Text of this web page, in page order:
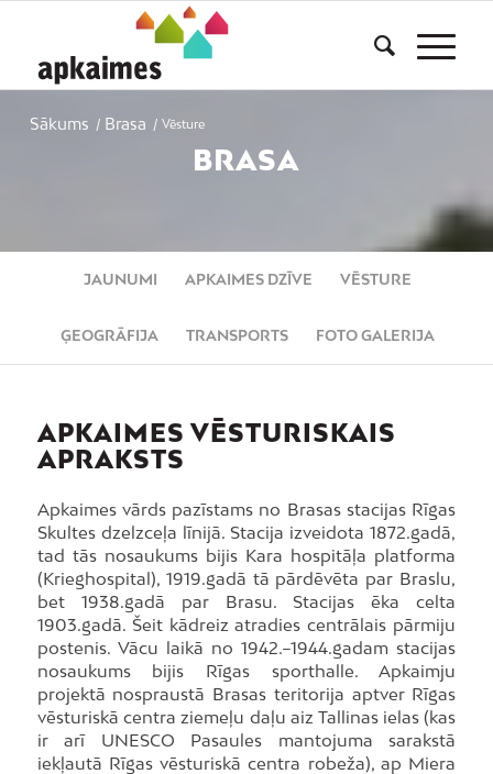
Sākums / Brasa / Vēsture
BRASA
JAUNUMI APKAIMES DZĪVE VĒSTURE
ĢEOGRĀFIJA TRANSPORTS FOTO GALERIJA
APKAIMES VĒSTURISKAIS
APRAKSTS
Apkaimes vārds pazīstams no Brasas stacijas Rīgas
Skultes dzelzceļa līnijā. Stacija izveidota 1872.gadā,
tad tās nosaukums bijis Kara hospitāļa platforma
(Krieghospital), 1919.gadā tā pārdēvēta par Braslu,
bet 1938.gadā par Brasu. Stacijas ēka celta
1903.gadā. Šeit kādreiz atradies centrālais pārmiju
postenis. Vācu laikā no 1942.–1944.gadam stacijas
nosaukums bijis Rīgas sporthalle. Apkaimju
projektā nospraustā Brasas teritorija aptver Rīgas
vēsturiskā centra ziemeļu daļu aiz Tallinas ielas (kas
ir arī UNESCO Pasaules mantojuma sarakstā
iekļautā Rīgas vēsturiskā centra robeža), ap Miera